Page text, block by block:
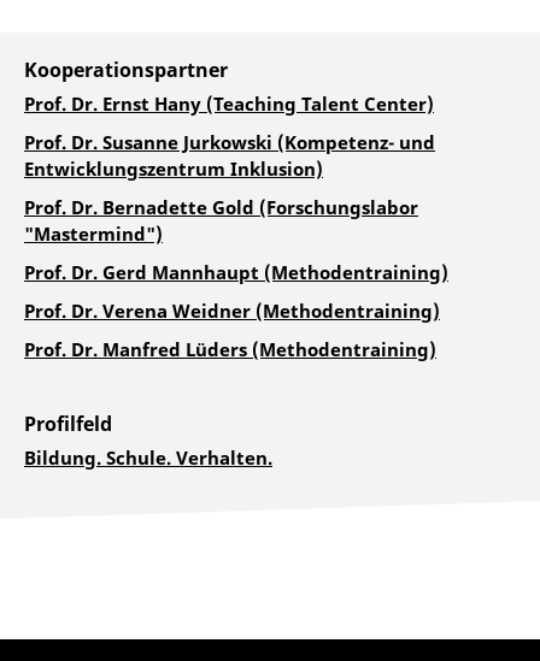
Kooperationspartner
Prof. Dr. Ernst Hany (Teaching Talent Center)
Prof. Dr. Susanne Jurkowski (Kompetenz- und
Entwicklungszentrum Inklusion)
Prof. Dr. Bernadette Gold (Forschungslabor
"Mastermind")
Prof. Dr. Gerd Mannhaupt (Methodentraining)
Prof. Dr. Verena Weidner (Methodentraining)
Prof. Dr. Manfred Lüders (Methodentraining)
Profilfeld
Bildung. Schule. Verhalten.